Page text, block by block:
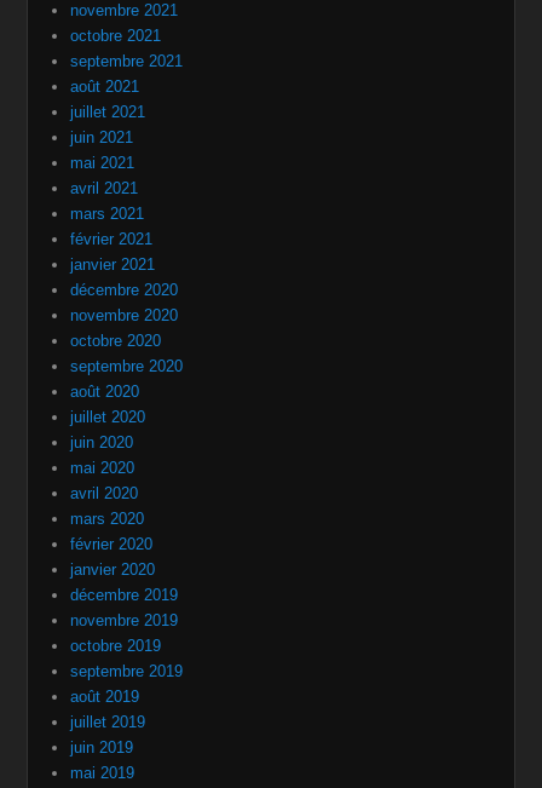
novembre 2021
octobre 2021
septembre 2021
août 2021
juillet 2021
juin 2021
mai 2021
avril 2021
mars 2021
février 2021
janvier 2021
décembre 2020
novembre 2020
octobre 2020
septembre 2020
août 2020
juillet 2020
juin 2020
mai 2020
avril 2020
mars 2020
février 2020
janvier 2020
décembre 2019
novembre 2019
octobre 2019
septembre 2019
août 2019
juillet 2019
juin 2019
mai 2019